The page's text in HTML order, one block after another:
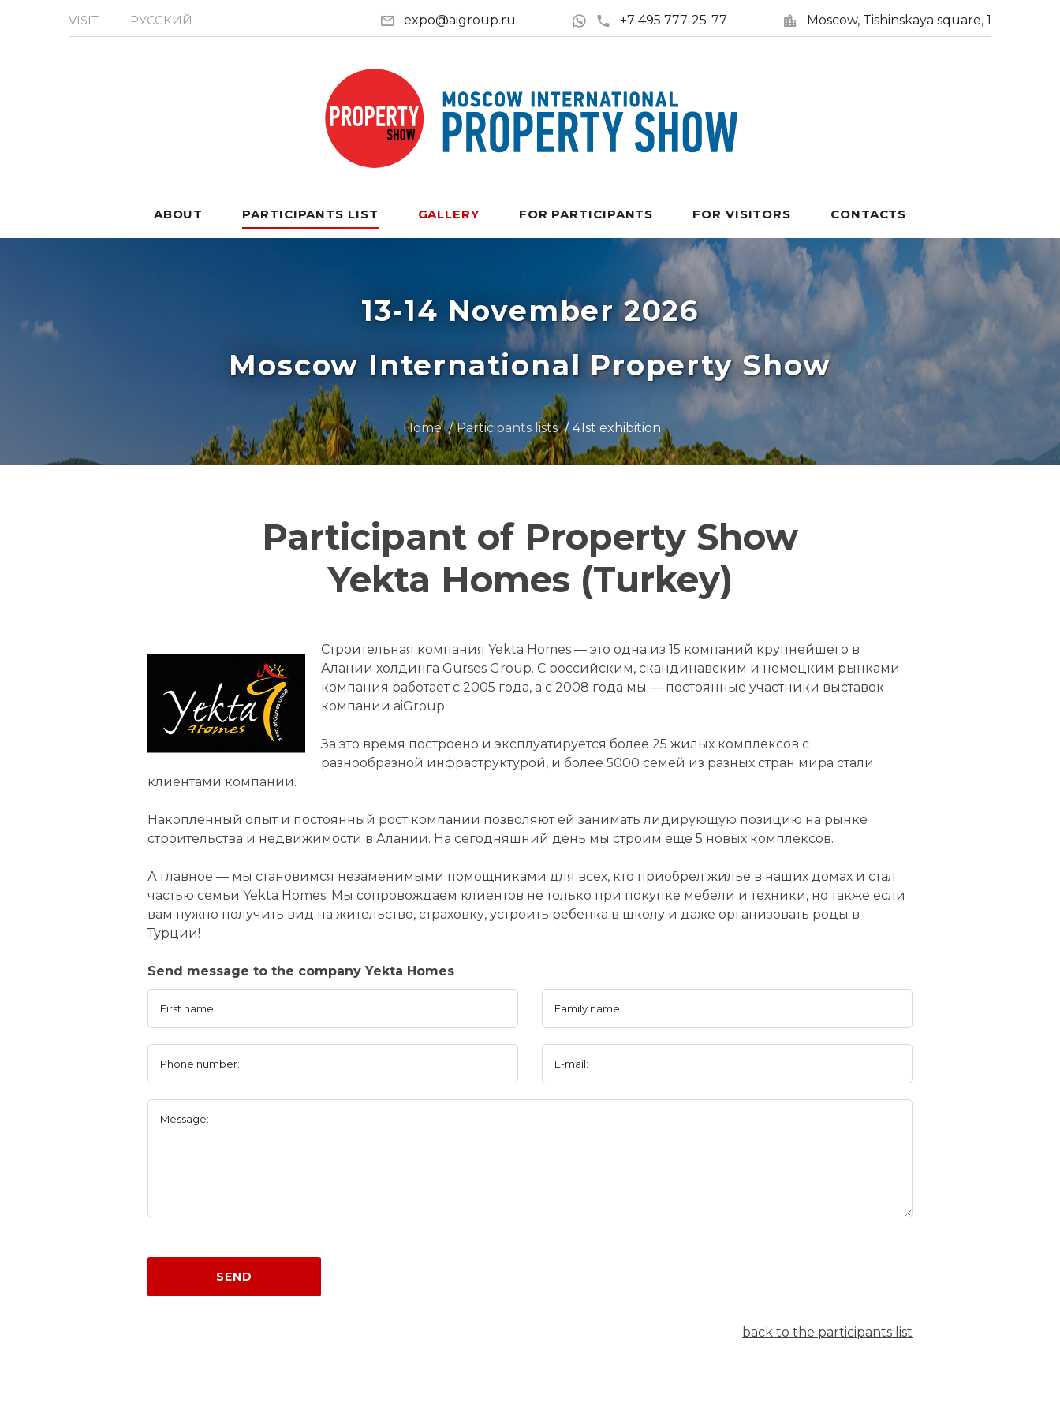
VISIT РУССКИЙ expo@aigroup.ru +7 495 777-25-77 Moscow, Tishinskaya square, 1
ABOUT PARTICIPANTS LIST GALLERY FOR PARTICIPANTS FOR VISITORS CONTACTS
13-14 November 2026
Moscow International Property Show
Home Participants lists 41st exhibition
Participant of Property Show
Yekta Homes (Turkey)
Строительная компания Yekta Homes — это одна из 15 компаний крупнейшего в
Алании холдинга Gurses Group. С российским, скандинавским и немецким рынками
компания работает с 2005 года, а с 2008 года мы — постоянные участники выставок
компании aiGroup.
За это время построено и эксплуатируется более 25 жилых комплексов с
разнообразной инфраструктурой, и более 5000 семей из разных стран мира стали
клиентами компании.
Накопленный опыт и постоянный рост компании позволяют ей занимать лидирующую позицию на рынке
строительства и недвижимости в Алании. На сегодняшний день мы строим еще 5 новых комплексов.
А главное — мы становимся незаменимыми помощниками для всех, кто приобрел жилье в наших домах и стал
частью семьи Yekta Homes. Мы сопровождаем клиентов не только при покупке мебели и техники, но также если
вам нужно получить вид на жительство, страховку, устроить ребенка в школу и даже организовать роды в
Турции!
Send message to the company Yekta Homes
First name: Family name:
Phone number: E-mail:
Message:
SEND
back to the participants list